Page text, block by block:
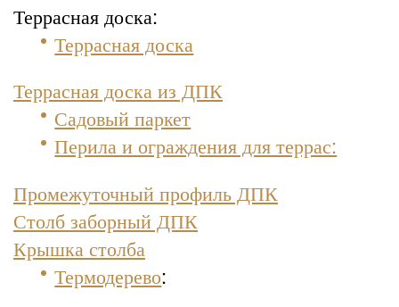
Террасная доска:
Террасная доска
Террасная доска из ДПК
Садовый паркет
Перила и ограждения для террас:
Промежуточный профиль ДПК
Столб заборный ДПК
Крышка столба
Термодерево: